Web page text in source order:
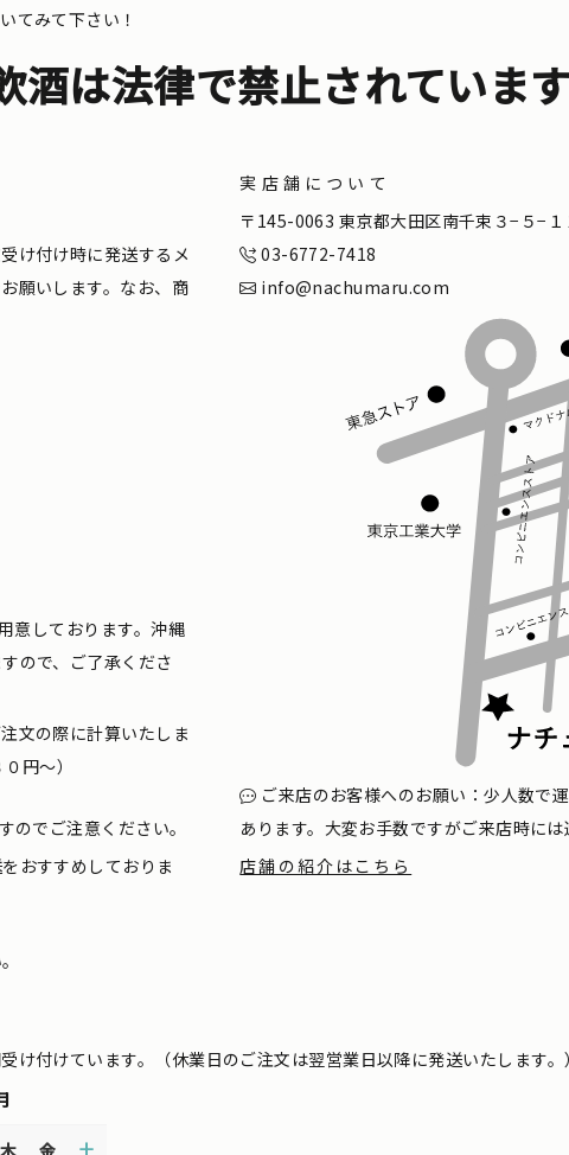
てみて下さい！
は法律で禁止されています
け付け時に発送するメ
願いします。なお、商
意しております。沖縄
ので、ご了承くださ
文の際に計算いたしま
円〜）
でご注意ください。
おすすめしておりま
実店舗について
〒145-0063 東京都大田区南千束３−５−１
03-6772-7418
info@nachumaru.com
ご来店のお客様へのお願い：少人数で
あります。大変お手数ですがご来店時には
店舗の紹介はこちら
付けています。（休業日のご注文は翌営業日以降に発送いたします。）
木 金 土